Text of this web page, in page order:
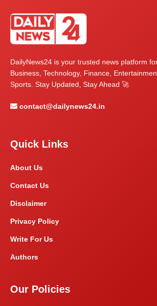
DailyNews24 is your trusted news platform
Business, Technology, Finance,
Sports. Stay Updated, Stay Ahead 🚀
contact@dailynews24.in
Quick Links
About Us
Contact Us
Disclaimer
Privacy Policy
Write For Us
Authors
Our Policies